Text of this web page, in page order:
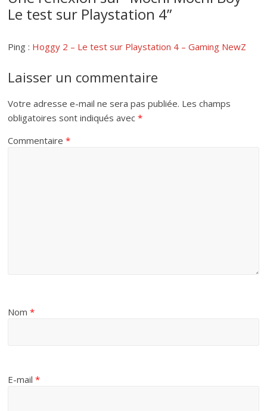
Le test sur Playstation 4”
Ping : Hoggy 2 – Le test sur Playstation 4 – Gaming NewZ
Laisser un commentaire
Votre adresse e-mail ne sera pas publiée. Les champs
obligatoires sont indiqués avec*
Commentaire*
Nom*
E-mail*